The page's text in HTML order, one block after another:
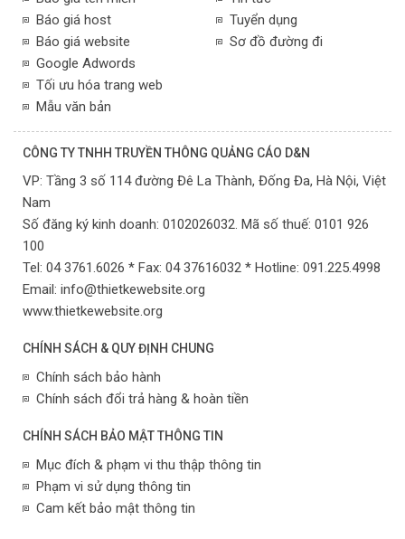
Báo giá host
Báo giá website
Google Adwords
Tối ưu hóa trang web
Mẫu văn bản
Tuyển dụng
Sơ đồ đường đi
CÔNG TY TNHH TRUYỀN THÔNG QUẢNG CÁO D&N
VP: Tầng 3 số 114 đường Đê La Thành, Đống Đa, Hà Nội, Việt
Nam
Số đăng ký kinh doanh: 0102026032. Mã số thuế: 0101 926
100
Tel: 04 3761.6026 * Fax: 04 37616032 * Hotline: 091.225.4998
Email: info@thietkewebsite.org
www.thietkewebsite.org
CHÍNH SÁCH & QUY ĐỊNH CHUNG
Chính sách bảo hành
Chính sách đổi trả hàng & hoàn tiền
CHÍNH SÁCH BẢO MẬT THÔNG TIN
Mục đích & phạm vi thu thập thông tin
Phạm vi sử dụng thông tin
Cam kết bảo mật thông tin